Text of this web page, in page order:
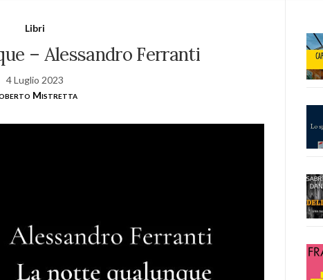
Libri
– Alessandro Ferranti
4 Luglio 2023
Mistretta